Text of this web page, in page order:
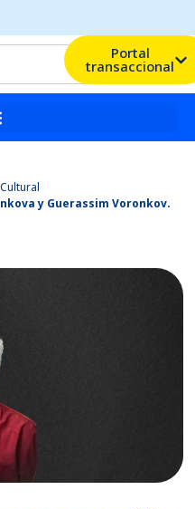
Portal
transaccional
y Guerassim Voronkov.